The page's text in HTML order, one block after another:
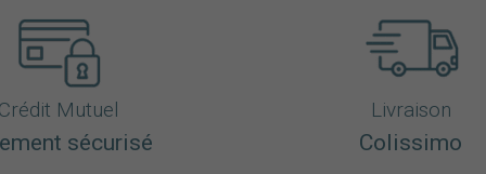
Crédit Mutuel
sécurisé
Livraison
Colissimo